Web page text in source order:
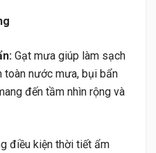
Gạt mưa giúp làm sạch
toàn nước mưa, bụi bẩn
đến tầm nhìn rộng và
điều kiện thời tiết ẩm